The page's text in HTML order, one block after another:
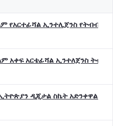
የአርተፊሻል ኢንተሊጀንስ የትብብር
አቀፍ አርቴፊሻል ኢንተለጀንስ
ዲጂታል ስኬት አድንቀዋል